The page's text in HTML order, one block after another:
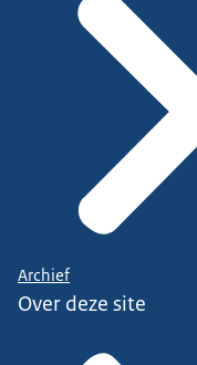
Archief
Over deze site